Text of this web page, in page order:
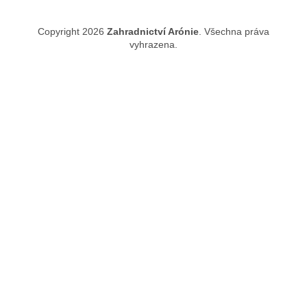
Copyright 2026 Zahradnictví Arónie . Všechna práva
vyhrazena.